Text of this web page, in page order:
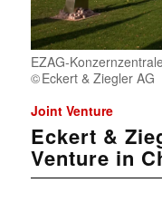
EZAG-
Eckert & Ziegler AG
Joint Venture
Eckert &
Venture in